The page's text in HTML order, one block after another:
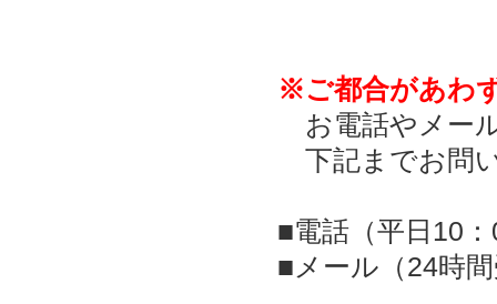
※ご都合があわ
お電話やメー
下記までお問
■電話（平日10
■メール（24時